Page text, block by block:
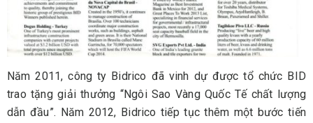
Năm 2011, công ty Bidrico đã vinh dự được tổ chức BID
trao tặng giải thưởng “Ngôi Sao Vàng Quốc Tế chất lượng
dẫn đầu”. Năm 2012, Bidrico tiếp tục thêm một bước tiến